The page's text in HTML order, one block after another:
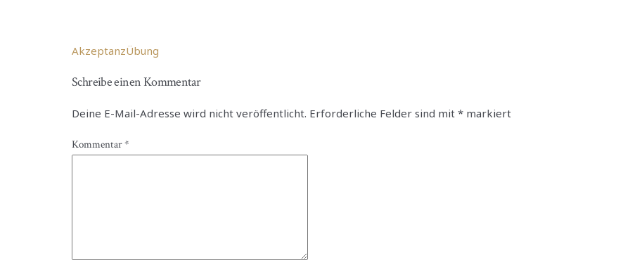
AkzeptanzÜbung
Schreibe einen Kommentar
Deine E-Mail-Adresse wird nicht veröffentlicht. Erforderliche Felder sind mit * markiert
Kommentar*